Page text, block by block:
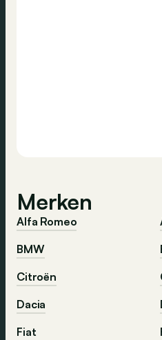
Merken
Alfa Romeo
BMW
Citroën
Dacia
Fiat